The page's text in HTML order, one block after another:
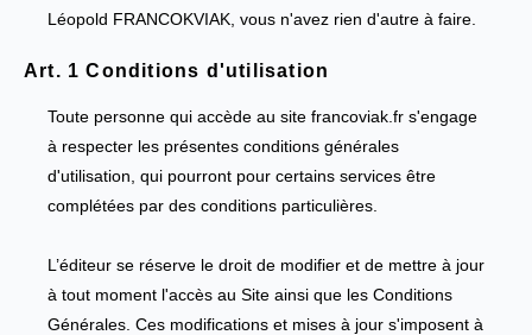
Léopold FRANCOKVIAK, vous n'avez rien d'autre à faire.
Art. 1 Conditions d'utilisation
Toute personne qui accède au site francoviak.fr s'engage
à respecter les présentes conditions générales
d'utilisation, qui pourront pour certains services être
complétées par des conditions particulières.
L’éditeur se réserve le droit de modifier et de mettre à jour
à tout moment l'accès au Site ainsi que les Conditions
Générales. Ces modifications et mises à jour s'imposent à